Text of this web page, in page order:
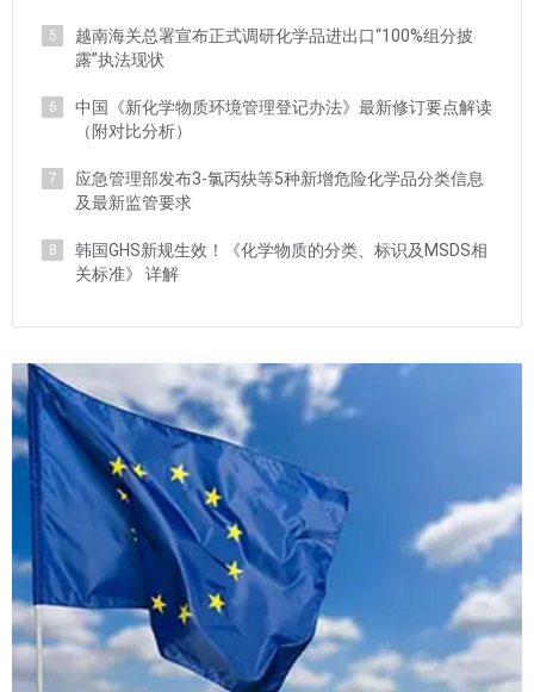
5
越南海关总署宣布正式调研化学品进出口“100%组分披
露”执法现状
6
中国《新化学物质环境管理登记办法》最新修订要点解读
（附对比分析）
7
应急管理部发布3-氯丙炔等5种新增危险化学品分类信息
及最新监管要求
8
韩国GHS新规生效！《化学物质的分类、标识及MSDS相
关标准》 详解